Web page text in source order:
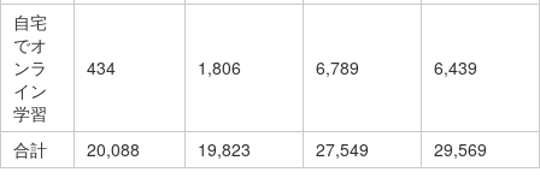
自宅
でオ
ンラ
イン
学習
434 1,806 6,789 6,439
合計 20,088 19,823 27,549 29,569